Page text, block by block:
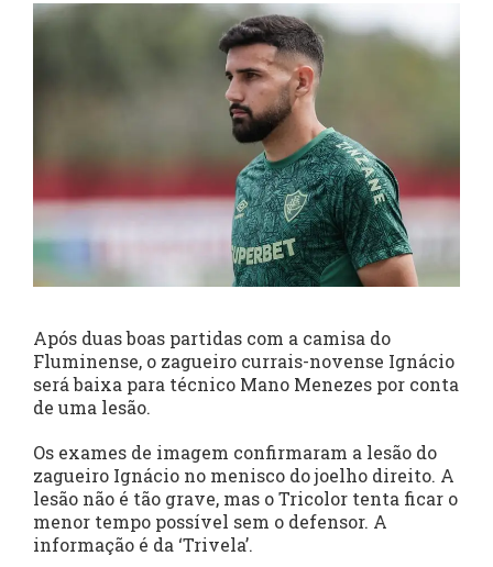
Após duas boas partidas com a camisa do
Fluminense, o zagueiro currais-novense Ignácio
será baixa para técnico Mano Menezes por conta
de uma lesão.
Os exames de imagem confirmaram a lesão do
zagueiro Ignácio no menisco do joelho direito. A
lesão não é tão grave, mas o Tricolor tenta ficar o
menor tempo possível sem o defensor. A
informação é da ‘Trivela’.